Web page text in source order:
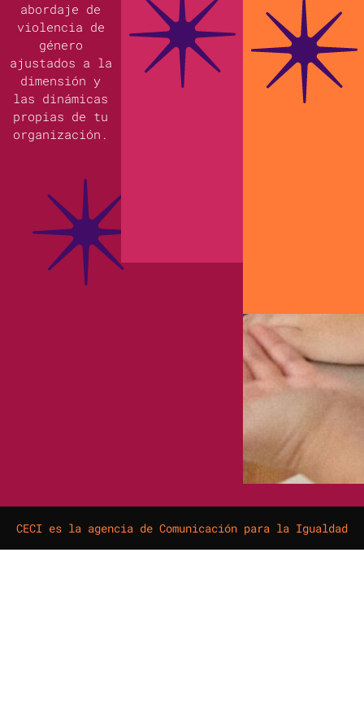
abordaje de
violencia de
género
ajustados a la
dimensión y
las dinámicas
propias de tu
organización.
CECI es la agencia de Comunicación para la Igualdad